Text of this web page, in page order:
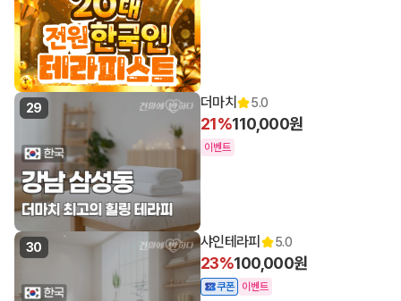
29 더마치 5.0
21%110,000원
이벤트
30 샤인테라피 5.0
23%100,000원
쿠폰 이벤트